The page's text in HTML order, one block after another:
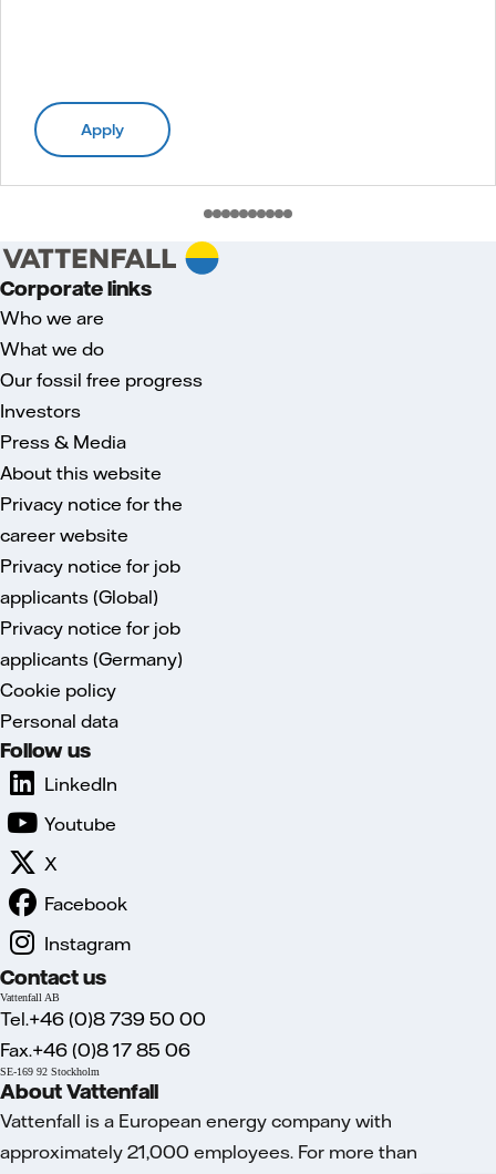
Apply
Corporate links
Who we are
What we do
Our fossil free progress
Investors
Press & Media
About this website
Privacy notice for the
career website
Privacy notice for job
applicants (Global)
Privacy notice for job
applicants (Germany)
Cookie policy
Personal data
Follow us
LinkedIn
Youtube
X
Facebook
Instagram
Contact us
Vattenfall AB
Tel.+46 (0)8 739 50 00
Fax.+46 (0)8 17 85 06
SE-169 92 Stockholm
About Vattenfall
Vattenfall is a European energy company with
approximately 21,000 employees. For more than